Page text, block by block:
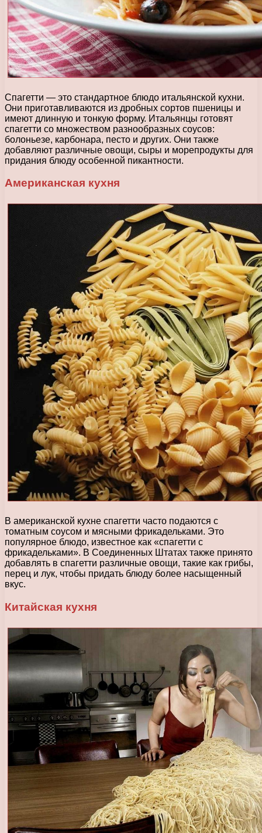
Спагетти — это стандартное блюдо итальянской кухни.
Они приготавливаются из дробных сортов пшеницы и
имеют длинную и тонкую форму. Итальянцы готовят
спагетти со множеством разнообразных соусов:
болоньезе, карбонара, песто и других. Они также
добавляют различные овощи, сыры и морепродукты для
придания блюду особенной пикантности.
Американская кухня
В американской кухне спагетти часто подаются с
томатным соусом и мясными фрикадельками. Это
популярное блюдо, известное как «спагетти с
фрикадельками». В Соединенных Штатах также принято
добавлять в спагетти различные овощи, такие как грибы,
перец и лук, чтобы придать блюду более насыщенный
вкус.
Китайская кухня